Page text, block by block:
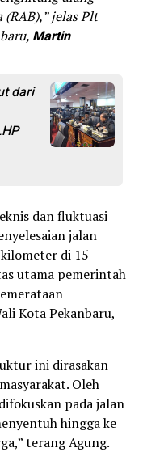
(RAB),” jelas Plt
Martin
dari
dan fluktuasi
jalan
di 15
utama pemerintah
Kota Pekanbaru,
ini dirasakan
Oleh
pada jalan
hingga ke
terang Agung.